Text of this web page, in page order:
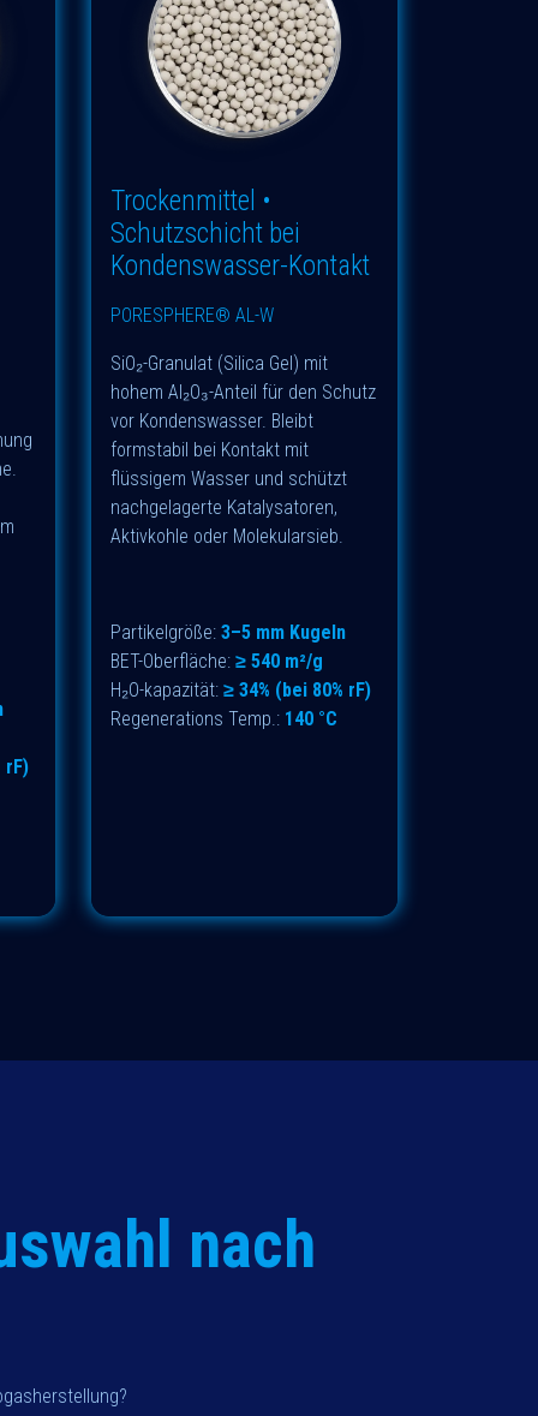
rF)
Trockenmittel •
Schutzschicht bei
Kondenswasser-Kontakt
PORESPHERE® AL-W
SiO₂-Granulat (Silica Gel) mit
hohem Al₂O₃-Anteil für den Schutz
vor Kondenswasser. Bleibt
formstabil bei Kontakt mit
flüssigem Wasser und schützt
nachgelagerte Katalysatoren,
Aktivkohle oder Molekularsieb.
Partikelgröße: 3–5 mm Kugeln
BET-Oberfläche: ≥ 540 m²/g
H₂O-kapazität: ≥ 34% (bei 80% rF)
Regenerations Temp.: 140 °C
nach